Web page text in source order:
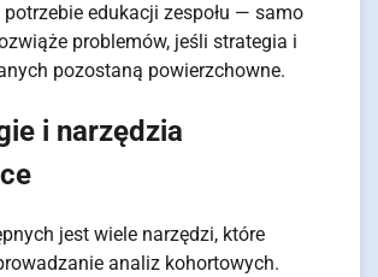
edukacji zespołu — samo
problemów, jeśli strategia i
pozostaną powierzchowne.
i narzędzia
jest wiele narzędzi, które
analiz kohortowych.